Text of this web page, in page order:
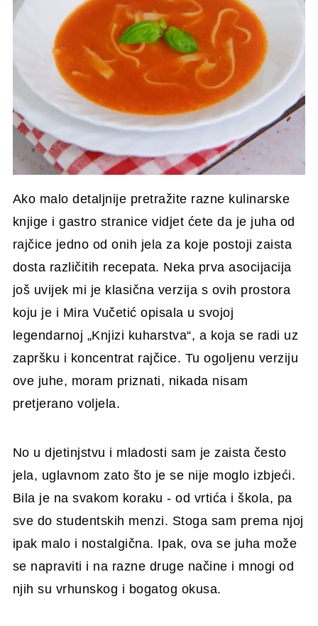
Ako malo detaljnije pretražite razne kulinarske
knjige i gastro stranice vidjet ćete da je juha od
rajčice jedno od onih jela za koje postoji zaista
dosta različitih recepata. Neka prva asocijacija
još uvijek mi je klasična verzija s ovih prostora
koju je i Mira Vučetić opisala u svojoj
legendarnoj „Knjizi kuharstva“, a koja se radi uz
zapršku i koncentrat rajčice. Tu ogoljenu verziju
ove juhe, moram priznati, nikada nisam
pretjerano voljela.
No u djetinjstvu i mladosti sam je zaista često
jela, uglavnom zato što je se nije moglo izbjeći.
Bila je na svakom koraku - od vrtića i škola, pa
sve do studentskih menzi. Stoga sam prema njoj
ipak malo i nostalgična. Ipak, ova se juha može
se napraviti i na razne druge načine i mnogi od
njih su vrhunskog i bogatog okusa.